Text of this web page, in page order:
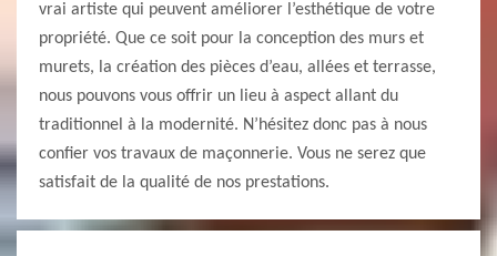
vrai artiste qui peuvent améliorer l’esthétique de votre
propriété. Que ce soit pour la conception des murs et
murets, la création des pièces d’eau, allées et terrasse,
nous pouvons vous offrir un lieu à aspect allant du
traditionnel à la modernité. N’hésitez donc pas à nous
confier vos travaux de maçonnerie. Vous ne serez que
satisfait de la qualité de nos prestations.